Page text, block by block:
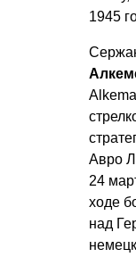
1945
Авро
24
ходе
над